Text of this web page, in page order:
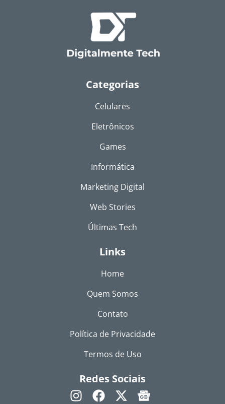
Categorias
Celulares
Eletrônicos
Games
Informática
Marketing Digital
Web Stories
Últimas Tech
Links
Home
Quem Somos
Contato
Política de Privacidade
Termos de Uso
Redes Sociais